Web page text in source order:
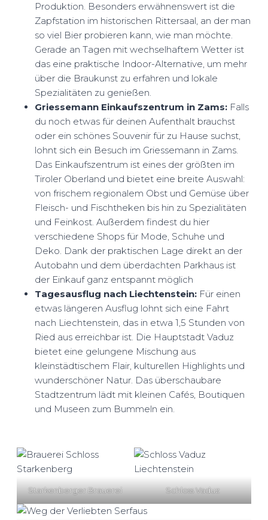
Produktion. Besonders erwähnenswert ist die
Zapfstation im historischen Rittersaal, an der man
so viel Bier probieren kann, wie man möchte.
Gerade an Tagen mit wechselhaftem Wetter ist
das eine praktische Indoor-Alternative, um mehr
über die Braukunst zu erfahren und lokale
Spezialitäten zu genießen.
Griessemann Einkaufszentrum in Zams:Falls
du noch etwas für deinen Aufenthalt brauchst
oder ein schönes Souvenir für zu Hause suchst,
lohnt sich ein Besuch im Griessemann in Zams.
Das Einkaufszentrum ist eines der größten im
Tiroler Oberland und bietet eine breite Auswahl:
von frischem regionalem Obst und Gemüse über
Fleisch- und Fischtheken bis hin zu Spezialitäten
und Feinkost. Außerdem findest du hier
verschiedene Shops für Mode, Schuhe und
Deko. Dank der praktischen Lage direkt an der
Autobahn und dem überdachten Parkhaus ist
der Einkauf ganz entspannt möglich
Tagesausflug nach Liechtenstein:Für einen
etwas längeren Ausflug lohnt sich eine Fahrt
nach Liechtenstein, das in etwa 1,5 Stunden von
Ried aus erreichbar ist. Die Hauptstadt Vaduz
bietet eine gelungene Mischung aus
kleinstädtischem Flair, kulturellen Highlights und
wunderschöner Natur. Das überschaubare
Stadtzentrum lädt mit kleinen Cafés, Boutiquen
und Museen zum Bummeln ein.
Starkenberger Brauerei Schloss Vaduz